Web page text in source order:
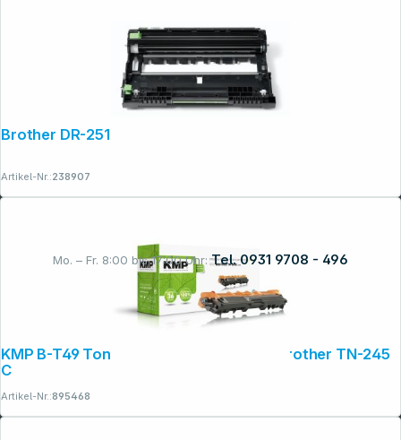
Mo. – Fr. 8:00 bis 17:00 Uhr: Tel. 0931 9708 - 496
Brother DR-2510 Trommeleinheit
Artikel-Nr.:238907
KMP B-T49 Toner cyan kompatibel mit Brother TN-245
C
Artikel-Nr.:895468